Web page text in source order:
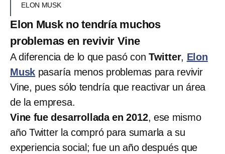
ELON MUSK
Elon Musk no tendría muchos
problemas en revivir Vine
A diferencia de lo que pasó con Twitter, Elon
Musk pasaría menos problemas para revivir
Vine, pues sólo tendría que reactivar un área
de la empresa.
Vine fue desarrollada en 2012, ese mismo
año Twitter la compró para sumarla a su
experiencia social; fue un año después que